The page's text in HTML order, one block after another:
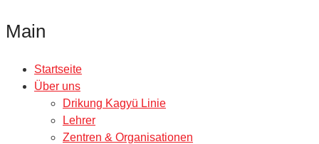
Main
Startseite
Über uns
Drikung Kagyü Linie
Lehrer
Zentren & Organisationen